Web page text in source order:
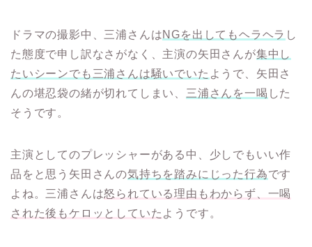
ドラマの撮影中、三浦さんはNGを出してもヘラヘラ し
た態度で申し訳なさがなく、主演の矢田さんが集中し
たいシーンでも三浦さんは騒いでいた ようで、矢田さ
んの堪忍袋の緒が切れてしまい、三浦さんを一喝 した
そうです。
主演としてのプレッシャーがある中、少しでもいい作
品をと思う矢田さんの気持ちを踏みにじった行為です
よね。三浦さんは怒られている理由もわからず、一喝
された後もケロッとしていた ようです。